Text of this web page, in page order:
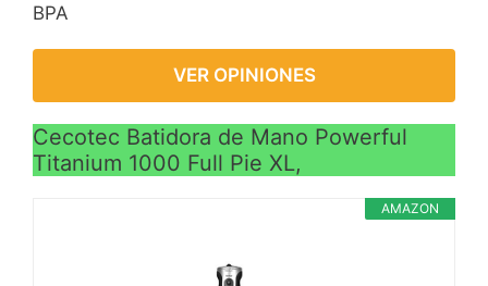
BPA
VER OPINIONES
Cecotec Batidora de Mano Powerful
Titanium 1000 Full Pie XL,
AMAZON